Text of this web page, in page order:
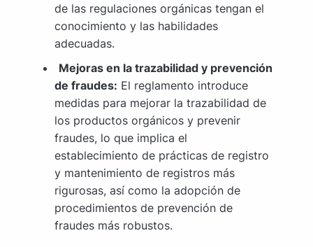
de las regulaciones orgánicas tengan el
conocimiento y las habilidades
adecuadas.
Mejoras en la trazabilidad y prevención
de fraudes: El reglamento introduce
medidas para mejorar la trazabilidad de
los productos orgánicos y prevenir
fraudes, lo que implica el
establecimiento de prácticas de registro
y mantenimiento de registros más
rigurosas, así como la adopción de
procedimientos de prevención de
fraudes más robustos.